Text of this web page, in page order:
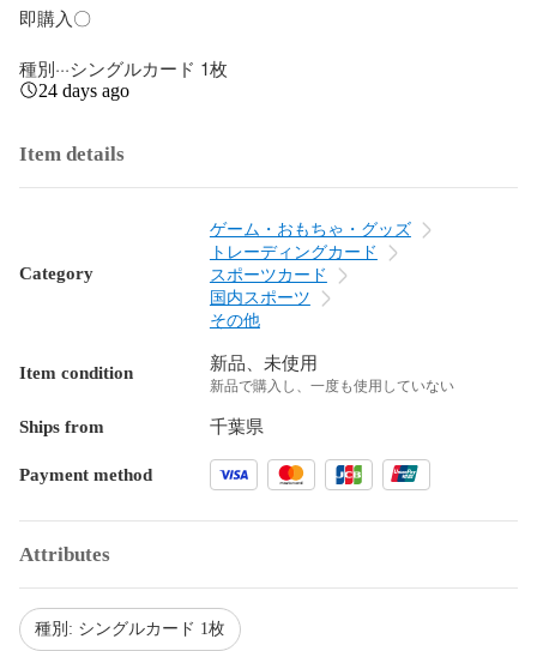
即購入〇
種別···シングルカード 1枚
24 days ago
Item details
Category
ゲーム・おもちゃ・グッズ
トレーディングカード
スポーツカード
国内スポーツ
その他
Item condition 新品、未使用
新品で購入し、一度も使用していない
Ships from 千葉県
Payment method
Attributes
種別: シングルカード 1枚